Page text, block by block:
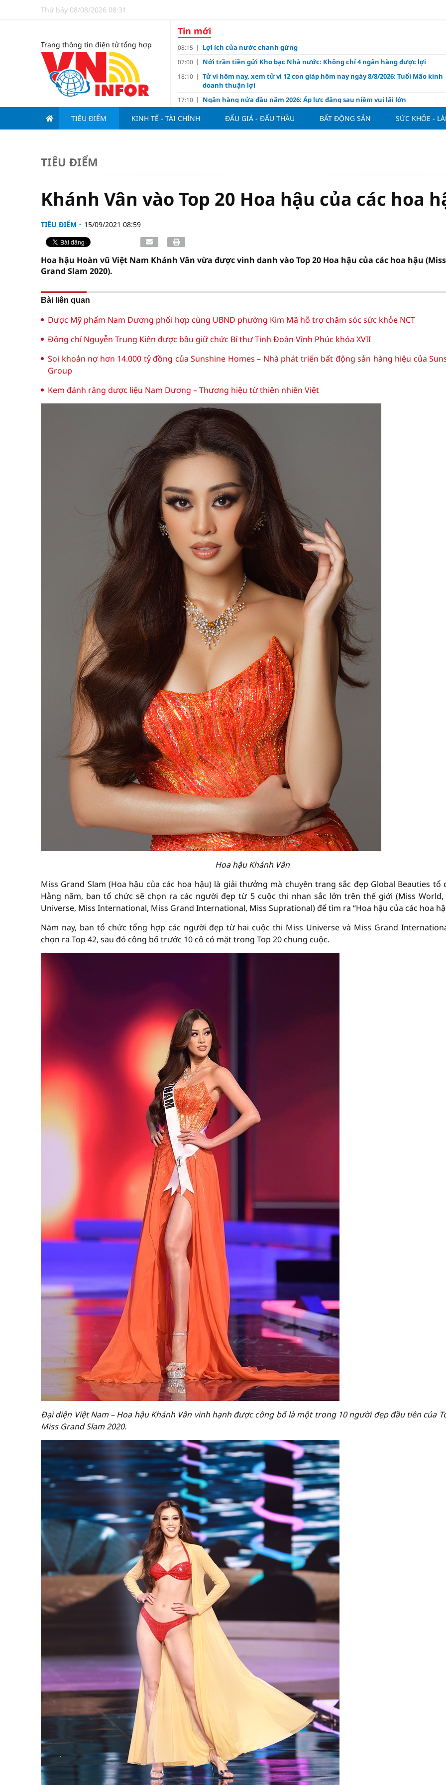
Thứ bảy 08/08/2026 08:31
Trang thông tin điện tử tổng hợp
Tin mới
08:15 Lợi ích của nước chanh gừng
07:00 Nới trần tiền gửi Kho bạc Nhà nước: Không chỉ 4 ngân hàng được lợi
18:10
Tử vi hôm nay, xem tử vi 12 con giáp hôm nay ngày 8/8/2026: Tuổi Mão kinh
doanh thuận lợi
17:10 Ngân hàng nửa đầu năm 2026: Áp lực đằng sau niềm vui lãi lớn
17:00
Quy hoạch và hạ tầng đang mở ra chu kỳ tăng trưởng mới của bất động
sản Việt Nam
15:00 Lãi vay mua nhà tăng cao, thị trường đối mặt sức ép thanh khoản
Lý do người trẻ quốc tế xem Phú Quốc là “thiên đường lập nghiệp”
11:02
Thương vụ Rodri mở đường cho Man Utd sở hữu tiền vệ báu vật của
TIÊU ĐIỂM KINH TẾ - TÀI CHÍNH ĐẤU GIÁ - ĐẤU THẦU BẤT ĐỘNG SẢN SỨC KHỎE -
TIÊU ĐIỂM
Khánh Vân vào Top 20 Hoa hậu của các hoa
TIÊU ĐIỂM 15/09/2021 08:59
Hoa hậu Hoàn vũ Việt Nam Khánh Vân vừa được vinh danh vào Top 20 Hoa hậu của các hoa hậu (Miss
Grand Slam 2020).
Bài liên quan
Dược Mỹ phẩm Nam Dương phối hợp cùng UBND phường Kim Mã hỗ trợ chăm sóc sức khỏe NCT
Đồng chí Nguyễn Trung Kiên được bầu giữ chức Bí thư Tỉnh Đoàn Vĩnh Phúc khóa XVII
Soi khoản nợ hơn 14.000 tỷ đồng của Sunshine Homes – Nhà phát triển bất động sản hàng hiệu của
Group
Kem đánh răng dược liệu Nam Dương – Thương hiệu từ thiên nhiên Việt
Hoa hậu Khánh Vân
Miss Grand Slam (Hoa hậu của các hoa hậu) là giải thưởng mà chuyên trang sắc đẹp Global Beauties tổ
Hằng năm, ban tổ chức sẽ chọn ra các người đẹp từ 5 cuộc thi nhan sắc lớn trên thế giới (Miss World,
Universe, Miss International, Miss Grand International, Miss Suprational) để tìm ra “Hoa hậu của các hoa
Năm nay, ban tổ chức tổng hợp các người đẹp từ hai cuộc thi Miss Universe và Miss Grand
chọn ra Top 42, sau đó công bố trước 10 cô có mặt trong Top 20 chung cuộc.
Đại diện Việt Nam – Hoa hậu Khánh Vân vinh hạnh được công bố là một trong 10 người đẹp đầu tiên của
Miss Grand Slam 2020.